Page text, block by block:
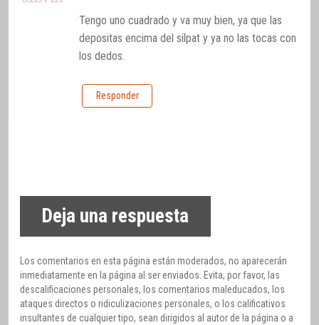
Tengo uno cuadrado y va muy bien, ya que las
depositas encima del silpat y ya no las tocas con
los dedos.
Responder
Deja una respuesta
Los comentarios en esta página están moderados, no aparecerán
inmediatamente en la página al ser enviados. Evita, por favor, las
descalificaciones personales, los comentarios maleducados, los
ataques directos o ridiculizaciones personales, o los calificativos
insultantes de cualquier tipo, sean dirigidos al autor de la página o a